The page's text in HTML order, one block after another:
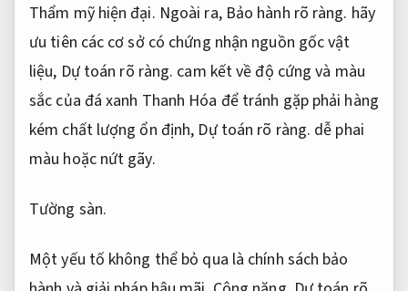
Thẩm mỹ hiện đại. Ngoài ra, Bảo hành rõ ràng. hãy
ưu tiên các cơ sở có chứng nhận nguồn gốc vật
liệu, Dự toán rõ ràng. cam kết về độ cứng và màu
sắc của đá xanh Thanh Hóa để tránh gặp phải hàng
kém chất lượng ổn định, Dự toán rõ ràng. dễ phai
màu hoặc nứt gãy.
Tường sàn.
Một yếu tố không thể bỏ qua là chính sách bảo